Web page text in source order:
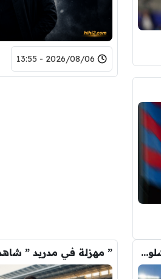
2026/08/06 - 13:55
عاجل : رودري يوافق على الانتقال الى برشلونة.. 3 أسباب وراء قراره